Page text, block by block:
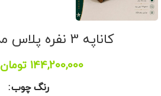
کاناپه 3 نفره پلاس مدل وینچنزا
144,200,000 تومان
رنگ چوب